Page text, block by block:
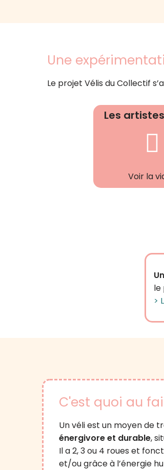
Une
Le projet Vélis du Collectif
Les
Voir la
le
>
C'est quoi au
Un véli est un moyen de
énergivore et durable,
Il a 2, 3 ou 4 roues et
et/ou grâce à l’énergie